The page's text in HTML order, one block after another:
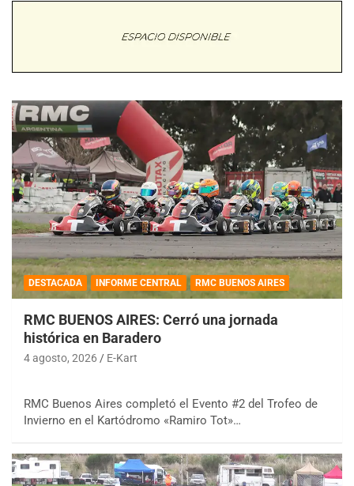
DESTACADA INFORME CENTRAL RMC BUENOS AIRES
RMC BUENOS AIRES: Cerró una jornada
histórica en Baradero
4 agosto, 2026 E-Kart
RMC Buenos Aires completó el Evento #2 del Trofeo de
Invierno en el Kartódromo «Ramiro Tot»…